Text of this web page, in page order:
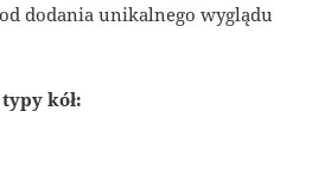
dodania unikalnego wyglądu
kół: